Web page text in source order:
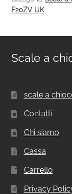
F20ZV UK
Scale a
scale a
Contatti
Chi siamo
Cassa
Carrello
Privacy